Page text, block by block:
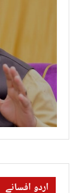
اردو افسانے